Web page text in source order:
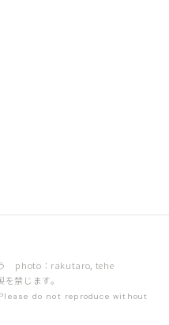
う photo：rakutaro, tehe
禁じます。
do not reproduce without